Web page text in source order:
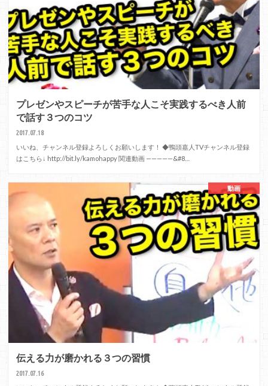
プレゼンやスピーチが苦手な人こそ実践するべき人前
で話す３つのコツ
2017.07.18
いいね、チャンネル登録よろしくお願いします！ ◆鴨頭嘉人TVチャンネル登録
はこちら↓ http://bit.ly/kamohappy 関連動画 —————&#8…
動画
伝える力が磨かれる３つの習慣
2017.07.16